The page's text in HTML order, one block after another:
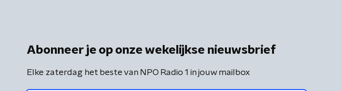
Abonneer je op onze wekelijkse nieuwsbrief
Elke zaterdag het beste van NPO Radio 1 in jouw mailbox